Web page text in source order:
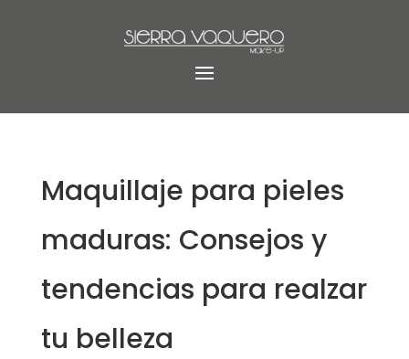
Maquillaje para pieles
maduras: Consejos y
tendencias para realzar
tu belleza